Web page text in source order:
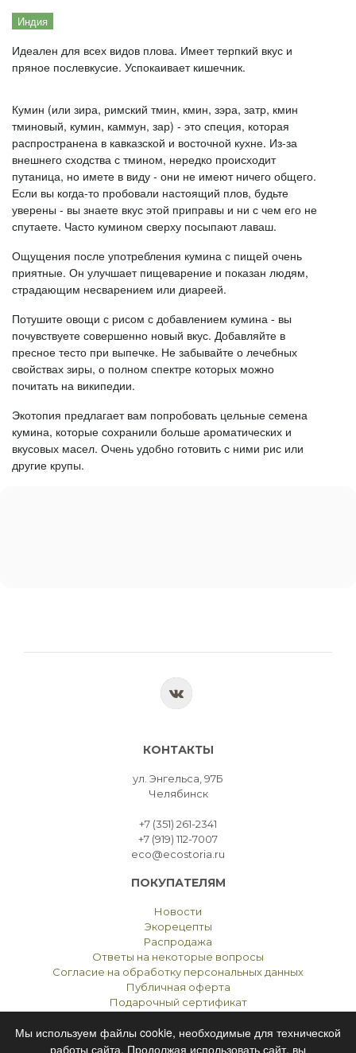
Индия
Идеален для всех видов плова. Имеет терпкий вкус и
пряное послевкусие. Успокаивает кишечник.
Кумин (или зира, римский тмин, кмин, зэра, затр, кмин
тминовый, кумин, каммун, зар) - это специя, которая
распространена в кавказской и восточной кухне. Из-за
внешнего сходства с тмином, нередко происходит
путаница, но имете в виду - они не имеют ничего общего.
Если вы когда-то пробовали настоящий плов, будьте
уверены - вы знаете вкус этой приправы и ни с чем его не
спутаете. Часто кумином сверху посыпают лаваш.
Ощущения после употребления кумина с пищей очень
приятные. Он улучшает пищеварение и показан людям,
страдающим несварением или диареей.
Потушите овощи с рисом с добавлением кумина - вы
почувствуете совершенно новый вкус. Добавляйте в
пресное тесто при выпечке. Не забывайте о лечебных
свойствах зиры, о полном спектре которых можно
почитать на википедии.
Экотопия предлагает вам попробовать цельные семена
кумина, которые сохранили больше ароматических и
вкусовых масел. Очень удобно готовить с ними рис или
другие крупы.
КОНТАКТЫ
ул. Энгельса, 97Б
Челябинск
+7 (351) 261-2341
+7 (919) 112-7007
eco@ecostoria.ru
ПОКУПАТЕЛЯМ
Новости
Экорецепты
Распродажа
Ответы на некоторые вопросы
Согласие на обработку персональных данных
Публичная оферта
Подарочный сертификат
Мы используем файлы cookie, необходимые для технической
работы сайта. Продолжая использовать сайт, вы